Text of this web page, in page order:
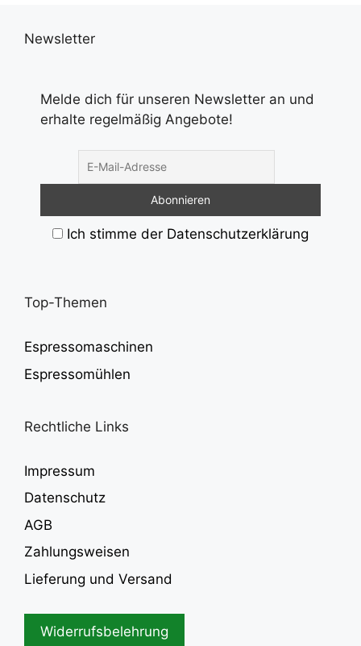
Newsletter
Melde dich für unseren Newsletter an und
erhalte regelmäßig Angebote!
Ich stimme der Datenschutzerklärung
Top-Themen
Espressomaschinen
Espressomühlen
Rechtliche Links
Impressum
Datenschutz
AGB
Zahlungsweisen
Lieferung und Versand
Widerrufsbelehrung